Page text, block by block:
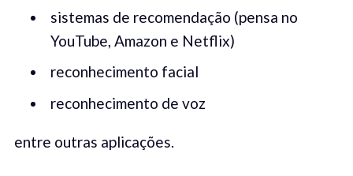
sistemas de recomendação (pensa no
YouTube, Amazon e Netflix)
reconhecimento facial
reconhecimento de voz
entre outras aplicações.